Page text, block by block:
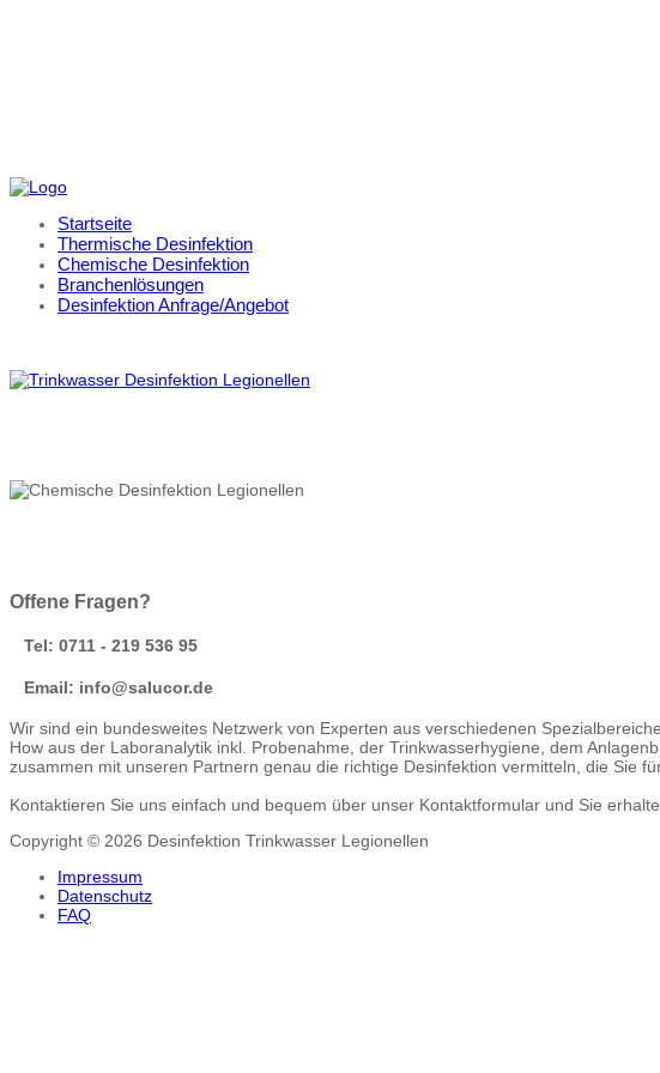
Startseite
Thermische Desinfektion
Chemische Desinfektion
Branchenlösungen
Desinfektion Anfrage/Angebot
Offene Fragen?
Tel: 0711 - 219 536 95
Email: info@salucor.de
Wir sind ein bundesweites Netzwerk von Experten aus verschiedenen
How aus der Laboranalytik inkl. Probenahme, der Trinkwasserhygiene, dem
zusammen mit unseren Partnern genau die richtige Desinfektion vermitteln, die Sie
Kontaktieren Sie uns einfach und bequem über unser Kontaktformular und Sie
Copyright © 2026 Desinfektion Trinkwasser Legionellen
Impressum
Datenschutz
FAQ